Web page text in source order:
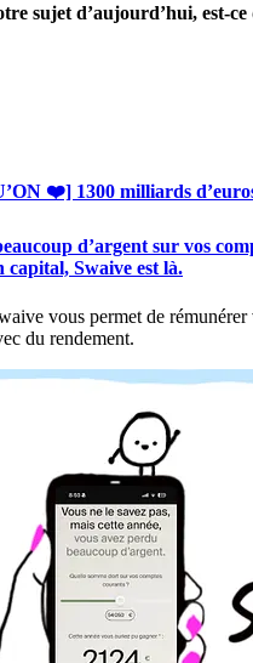
sujet d’aujourd’hui, est-
❤️] 1300 milliards
d’argent sur vos
capital, Swaive est là.
vous permet de
du rendement.